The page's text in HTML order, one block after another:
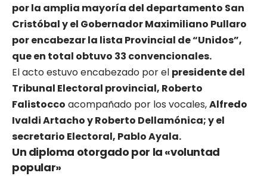
por la amplia mayoría del departamento San
Cristóbal y el Gobernador Maximiliano Pullaro
por encabezar la lista Provincial de “Unidos”,
que en total obtuvo 33 convencionales.
El acto estuvo encabezado por el presidente del
Tribunal Electoral provincial, Roberto
Falistocco acompañado por los vocales,Alfredo
Ivaldi Artacho y Roberto Dellamónica; y el
secretario Electoral, Pablo Ayala.
Un diploma otorgado por la «voluntad
popular»